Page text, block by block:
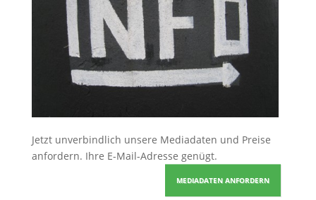
Jetzt unverbindlich unsere Mediadaten und Preise
anfordern. Ihre E-Mail-Adresse genügt.
MEDIADATEN ANFORDERN